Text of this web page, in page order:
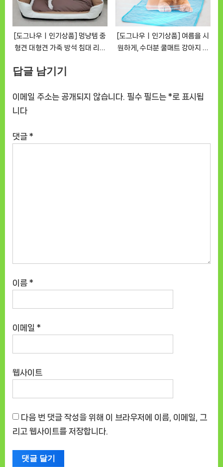
[도그나우ㅣ인기상품] 멍냥템 중
형견 대형견 가죽 방석 침대 리뷰
[도그나우ㅣ인기상품] 여름을 시
원하게, 수더분 쿨매트 강아지 고
답글 남기기
이메일 주소는 공개되지 않습니다. 필수 필드는 *로 표시됩
니다
댓글 *
이름 *
이메일 *
웹사이트
다음 번 댓글 작성을 위해 이 브라우저에 이름, 이메일, 그
리고 웹사이트를 저장합니다.